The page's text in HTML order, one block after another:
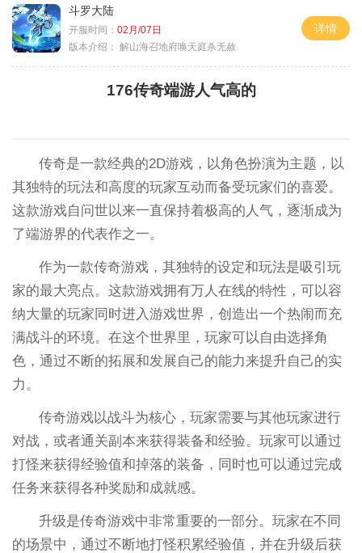
斗罗大陆
开服时间： 02月/07日
版本介绍： 解山海召地府唤天庭杀无赦
详情
176传奇端游人气高的
传奇是一款经典的2D游戏，以角色扮演为主题，以
其独特的玩法和高度的玩家互动而备受玩家们的喜爱。
这款游戏自问世以来一直保持着极高的人气，逐渐成为
了端游界的代表作之一。
作为一款传奇游戏，其独特的设定和玩法是吸引玩
家的最大亮点。这款游戏拥有万人在线的特性，可以容
纳大量的玩家同时进入游戏世界，创造出一个热闹而充
满战斗的环境。在这个世界里，玩家可以自由选择角
色，通过不断的拓展和发展自己的能力来提升自己的实
力。
传奇游戏以战斗为核心，玩家需要与其他玩家进行
对战，或者通关副本来获得装备和经验。玩家可以通过
打怪来获得经验值和掉落的装备，同时也可以通过完成
任务来获得各种奖励和成就感。
升级是传奇游戏中非常重要的一部分。玩家在不同
的场景中，通过不断地打怪积累经验值，并在升级后获